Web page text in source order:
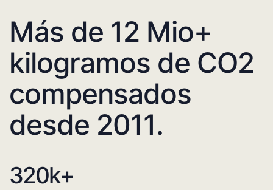
Más de 12 Mio+
kilogramos de CO2
compensados
desde 2011.
320k+